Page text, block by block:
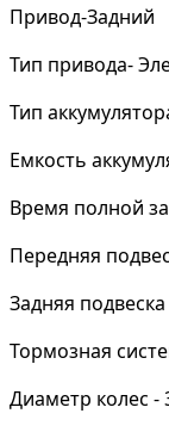
Привод-Задний
Тип привода-
Тип
Емкость
Время полной
Передняя
Задняя
Тормозная
Диаметр колес -